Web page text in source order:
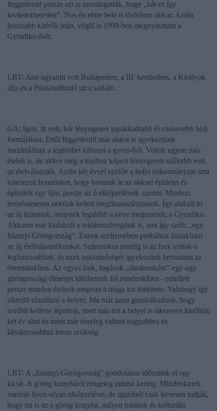
függetlenül persze azt is mondogatták, hogy „hát ez így
kivitelezhetetlen”. Nos én ebbe bele is törődtem akkor. Aztán
hosszabb kitérők után, végül is 1999-ben megnyitottam a
Gyradiko ősét.
LBT: Ami ugyanitt volt Budapesten, a III. kerületben, a Királyok
útja és a Pünkösdfürdő utca sarkán..
GA: Igen, itt volt, bár lényegesen lepukkadtabb és csövesebb bolt
formájában. Ettől függetlenül már akkor is igyekeztünk
maximálisan a legtöbbet kihozni a gyros-ból. Voltak ugyan más
ételek is, de akkor még a maihoz képest lényegesen szűkebb volt
az ételválaszték. Aztán két évvel ezelőtt a helyi önkormányzat arra
kötelezett bennünket, hogy bontsuk le az akkori épületet és
építsünk egy újat, persze az ő elképzeléseik szerint. Mindezt
természetesen nekünk kellett megfinanszíroznunk. Így alakult ki
az új üzletünk, melynek legalább a neve megmaradt, a Gyradiko.
Akkorra már kialakult a reklámszövegünk is, ami így szólt: „egy
falatnyi Görögország”. Ennek szellemében próbáltuk kialakítani
az új ételválasztékunkat. Számunkra mindig is az ízek voltak a
legfontosabbak, és ezek sokszínűségét igyekszünk bemutatni az
éttermünkben. Az egyes ízek, fogások „darabonként” egy-egy
görögországi élményt idézhetnek fel mindenkiben - emellett
persze minden ételnek megvan a maga kis története. Valahogy így
sikerült elindítani a helyet. Ma már azon gondolkodunk, hogy
tovább kellene lépnünk, mert már ezt a helyet is sikeresen kinőttük
két év alatt és most már tényleg valami nagyobbra és
látványosabbra lenne szükség.
LBT: A „falatnyi Görögország” gondolaton időzzünk el egy
kicsit. A görög konyháról rengeteg mítosz kering. Mindenkinek
vannak ilyen-olyan elképzelései, de igazából csak kevesen tudják,
hogy mi is az a görög konyha, milyen hatások és kulturális